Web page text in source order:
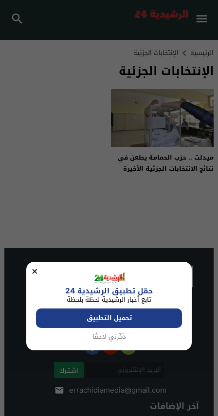
الرئيسية الإنتخابات الجزئية
الإنتخابات الجزئية
ميدلت .. حزب الحمامة يطعن في
نتائج الانتخابات الجزئية الأخيرة
اشـتـرك
errachidiamedia@gmail.com
آخر الإضافات
×
حمّل تطبيق الرشيدية 24
تابع أخبار الرشيدية لحظة بلحظة
تحميل التطبيق
ذكّرني لاحقًا